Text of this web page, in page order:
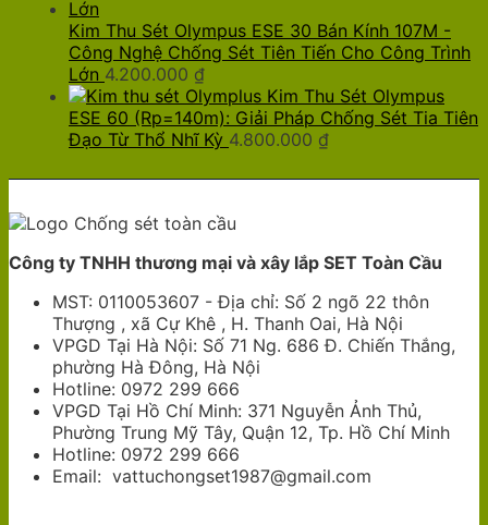
Kim Thu Sét Olympus ESE 30 Bán Kính 107M -
Công Nghệ Chống Sét Tiên Tiến Cho Công Trình
Lớn 4.200.000 ₫
Kim Thu Sét Olympus
ESE 60 (Rp=140m): Giải Pháp Chống Sét Tia Tiên
Đạo Từ Thổ Nhĩ Kỳ 4.800.000 ₫
Công ty TNHH thương mại và xây lắp SET Toàn Cầu
MST: 0110053607 - Địa chỉ: Số 2 ngõ 22 thôn
Thượng , xã Cự Khê , H. Thanh Oai, Hà Nội
VPGD Tại Hà Nội: Số 71 Ng. 686 Đ. Chiến Thắng,
phường Hà Đông, Hà Nội
Hotline: 0972 299 666
VPGD Tại Hồ Chí Minh: 371 Nguyễn Ảnh Thủ,
Phường Trung Mỹ Tây, Quận 12, Tp. Hồ Chí Minh
Hotline: 0972 299 666
Email: vattuchongset1987@gmail.com